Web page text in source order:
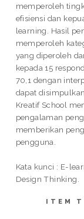
memperoleh
efisiensi dan
learning. Hasil
memperoleh
yang diperoleh
kepada 15
70,1 dengan
dapat
Kreatif School
pengalaman
memberikan
pengguna.
Kata kunci : E-
Design Thinking.
ITEM